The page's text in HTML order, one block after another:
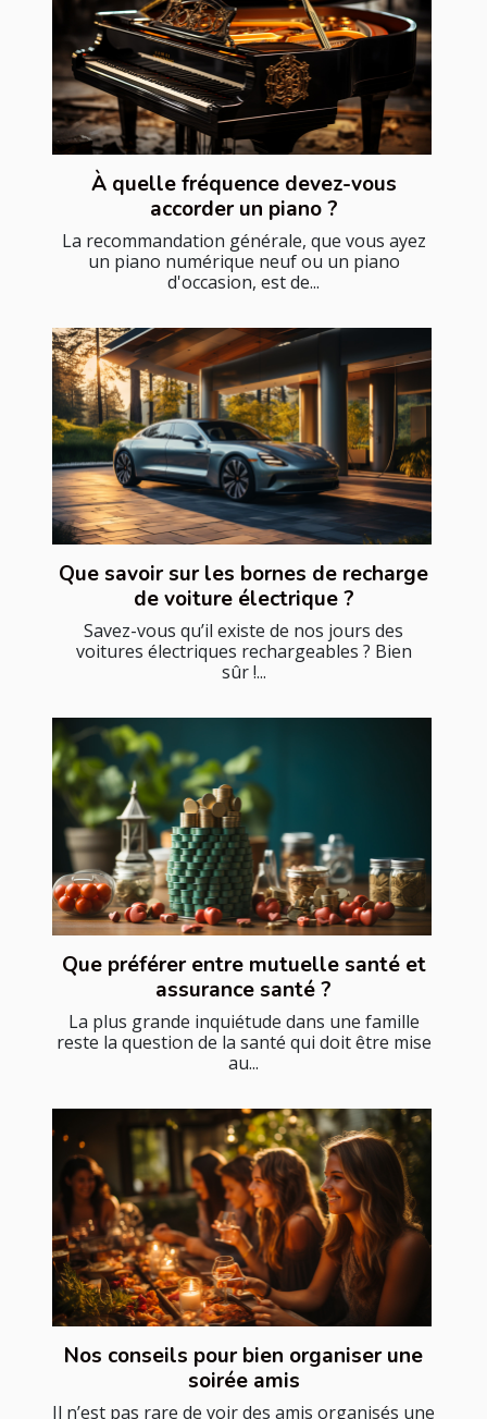
À quelle fréquence devez-vous
accorder un piano ?
La recommandation générale, que vous ayez
un piano numérique neuf ou un piano
d'occasion, est de...
Que savoir sur les bornes de recharge
de voiture électrique ?
Savez-vous qu’il existe de nos jours des
voitures électriques rechargeables ? Bien
sûr !...
Que préférer entre mutuelle santé et
assurance santé ?
La plus grande inquiétude dans une famille
reste la question de la santé qui doit être mise
au...
Nos conseils pour bien organiser une
soirée amis
Il n’est pas rare de voir des amis organisés une